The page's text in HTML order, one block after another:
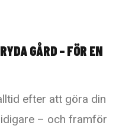
GÅRD – FÖR EN
efter att göra din
– och framför